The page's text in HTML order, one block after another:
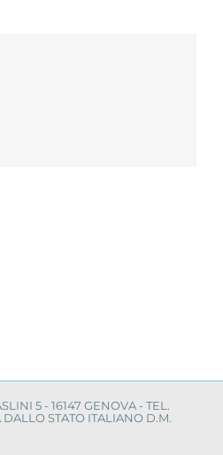
5 - 16147 GENOVA - TEL.
STATO ITALIANO D.M.